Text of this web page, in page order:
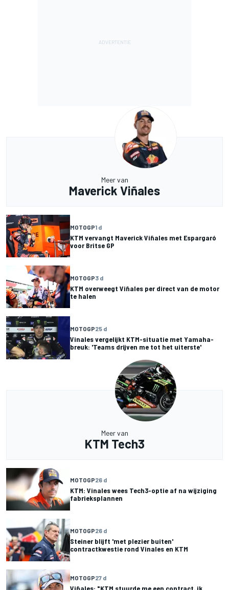
Meer van
Maverick Viñales
MOTOGP1 d
KTM vervangt Maverick Viñales met Espargaró
voor Britse GP
MOTOGP3 d
KTM overweegt Viñales per direct van de motor
te halen
MOTOGP25 d
Vinales vergelijkt KTM-situatie met Yamaha-
breuk: 'Teams drijven me tot het uiterste'
Meer van
KTM Tech3
MOTOGP26 d
KTM: Vinales wees Tech3-optie af na wijziging
fabrieksplannen
MOTOGP26 d
Steiner blijft 'met plezier buiten'
contractkwestie rond Vinales en KTM
MOTOGP27 d
Viñales: "KTM stuurde me een contract, ik